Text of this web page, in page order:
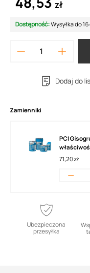
zł
Dostępność:Wysyłka do
Dodaj do
Zamienniki
PCI
71,20 zł
Ubezpieczona
przesyłka